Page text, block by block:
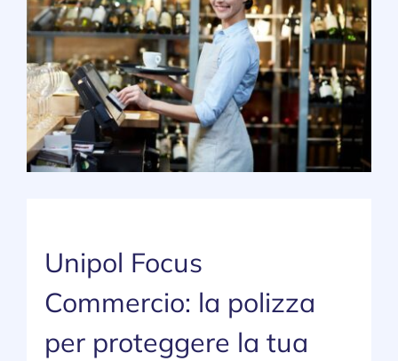
NEWS
CONTATTI
Lavora con noi
Unipol Focus
Commercio: la polizza
per proteggere la tua